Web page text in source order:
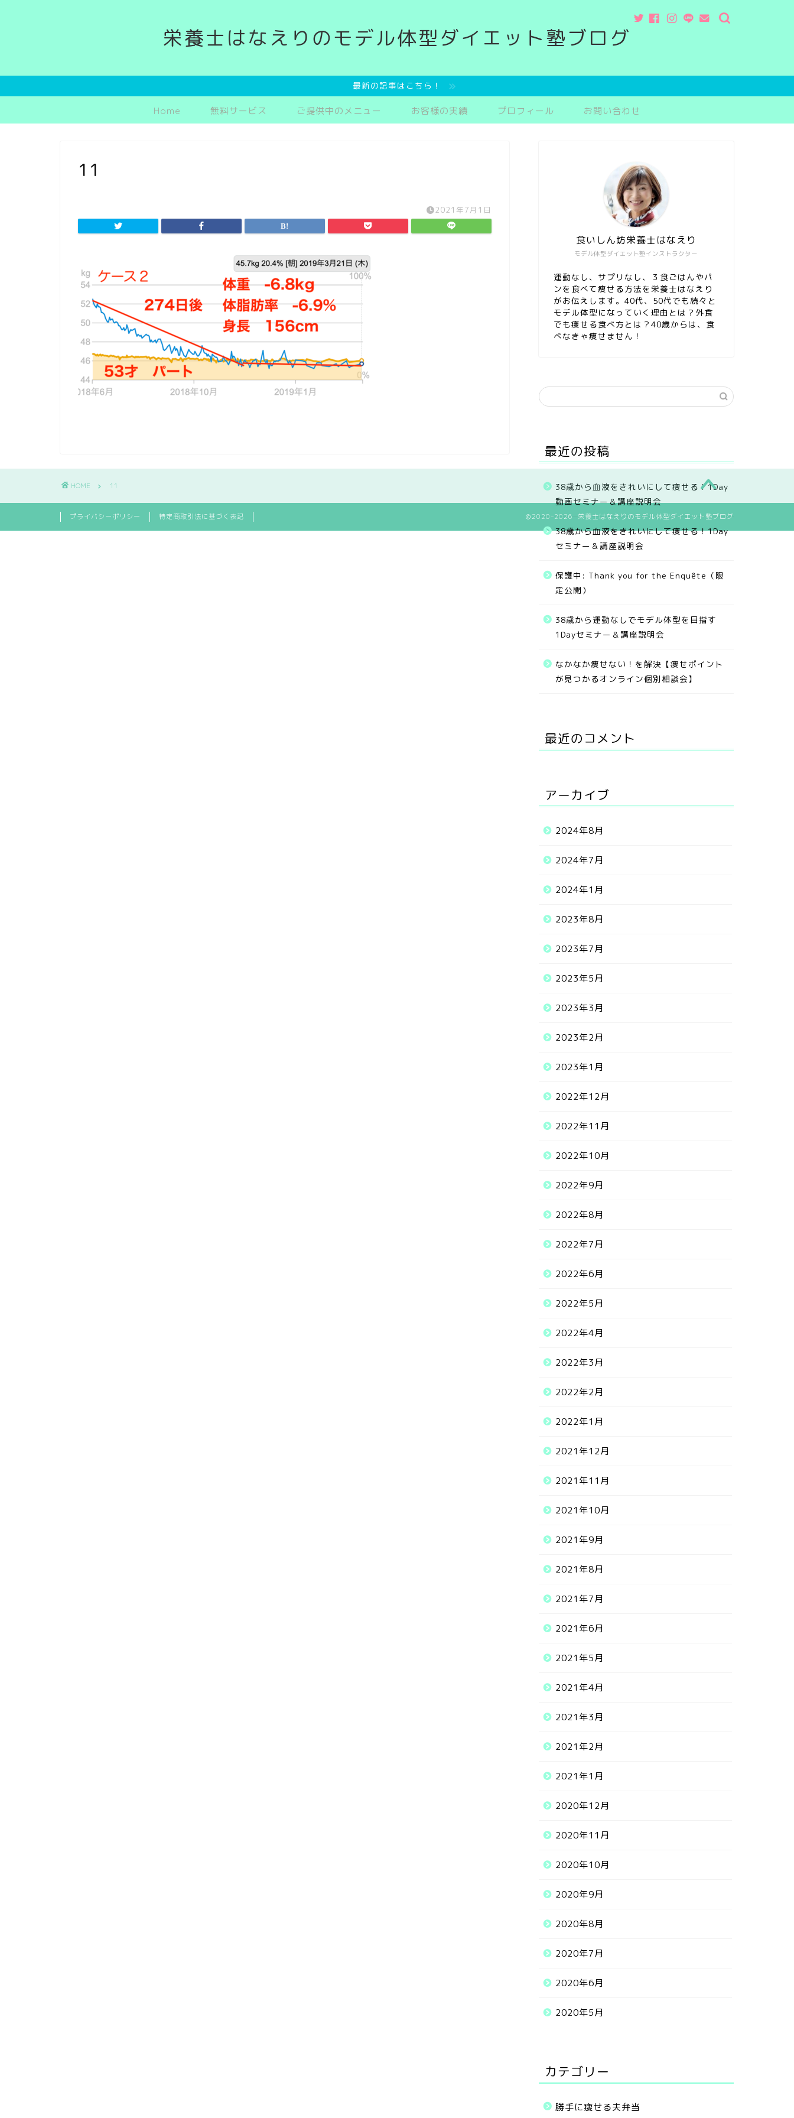
栄養士はなえりのモデル体型ダイエット塾ブログ
最新の記事はこちら！
Home 無料サービス ご提供中のメニュー お客様の実績 プロフィール お問い合わせ
11
2021年7月1日
モデル体型ダイエット塾インストラクター
食いしん坊栄養士はなえり
運動なし、サプリなし、３食ごはんやパ
ンを食べて痩せる方法を栄養士はなえり
がお伝えします。40代、50代でも続々と
モデル体型になっていく理由とは？外食
でも痩せる食べ方とは？40歳からは、食
べなきゃ痩せません！
最近の投稿
38歳から血液をきれいにして痩せる！1Day
動画セミナー＆講座説明会
38歳から血液をきれいにして痩せる！1Day
セミナー＆講座説明会
保護中: Thank you for the Enquête（限
定公開）
38歳から運動なしでモデル体型を目指す
1Dayセミナー＆講座説明会
なかなか痩せない！を解決【痩せポイント
が見つかるオンライン個別相談会】
最近のコメント
アーカイブ
2024年8月
2024年7月
2024年1月
2023年8月
2023年7月
2023年5月
2023年3月
2023年2月
2023年1月
2022年12月
2022年11月
2022年10月
2022年9月
2022年8月
2022年7月
2022年6月
2022年5月
2022年4月
2022年3月
2022年2月
2022年1月
2021年12月
2021年11月
2021年10月
2021年9月
2021年8月
2021年7月
2021年6月
2021年5月
2021年4月
2021年3月
2021年2月
2021年1月
2020年12月
2020年11月
2020年10月
2020年9月
2020年8月
2020年7月
2020年6月
2020年5月
カテゴリー
勝手に痩せる夫弁当
HOME 11
プライバシーポリシー 特定商取引法に基づく表記 2020–2026 栄養士はなえりのモデル体型ダイエット塾ブログ